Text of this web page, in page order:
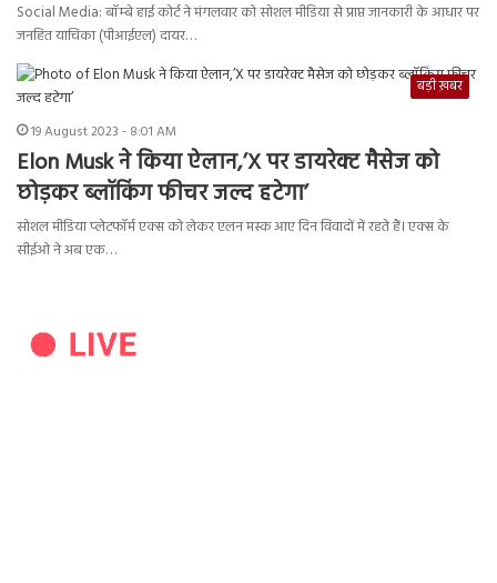
Social Media: बॉम्बे हाई कोर्ट ने मंगलवार को सोशल मीडिया से प्राप्त जानकारी के आधार पर
जनहित याचिका (पीआईएल) दायर…
बड़ी ख़बर
19 August 2023 - 8:01 AM
Elon Musk ने किया ऐलान,’X पर डायरेक्ट मैसेज को
छोड़कर ब्लॉकिंग फीचर जल्द हटेगा’
सोशल मीडिया प्लेटफॉर्म एक्स को लेकर एलन मस्क आए दिन विवादों में रहते हैं। एक्स के
सीईओ ने अब एक…